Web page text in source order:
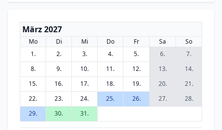
März 2027
Mo Di Mi Do Fr Sa
So
1.
2. 3. 4. 5. 6.
7.
8.
9. 10. 11. 12. 13.
14.
15.
16. 17. 18. 19. 20.
21.
22.
23. 24. 25. 26. 27.
28.
29.
30. 31.